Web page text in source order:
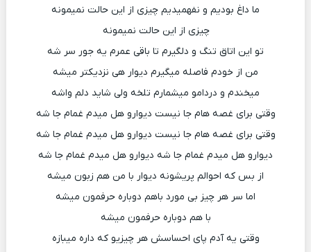
ما داغ بودیم و نفهمیدیم چیزی از این حالت نمیمونه
چیزی از این حالت نمیمونه
تو این اتاق تنگ و دلگیرم تا باقی عمرم یه جور سر شه
من از خودم فاصله میگیرم دیوار هی نزدیکتر میشه
میخندم و دردامو میشمارم تلخه ولی شاید دلم واشه
وقتی برای غصه هام جا نیست دیوارو هل میدم غمام جا شه
وقتی برای غصه هام جا نیست دیوارو هل میدم غمام جا شه
دیوارو هل میدم غمام جا شه دیوارو هل میدم غمام جا شه
از بس که احوالم پریشونه دیوار با من هم زبون میشه
اما سر هر چیز بی مورد باهم دوباره حرفمون میشه
با هم دوباره حرفمون میشه
وقتی یه آدم پای احساسش هر چیزیو که داره میبازه